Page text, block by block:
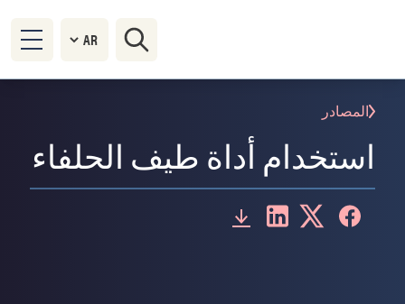
المصادر
استخدام أداة طيف الحلفاء